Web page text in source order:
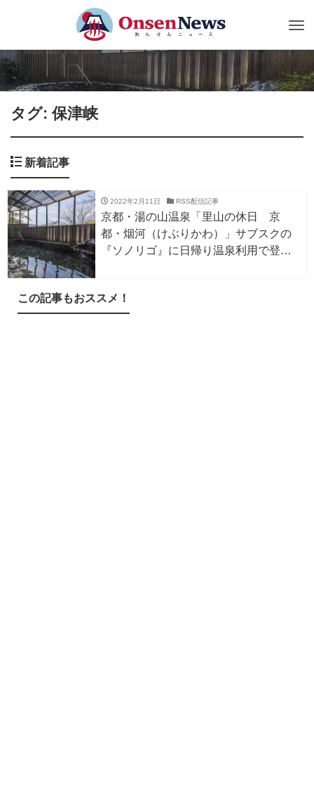
タグ: 保津峡
新着記事
2022年2月11日 RSS配信記事
京都・湯の山温泉「里山の休日 京
都・烟河（けぶりかわ）」サブスクの
『ソノリゴ』に日帰り温泉利用で登
この記事もおススメ！